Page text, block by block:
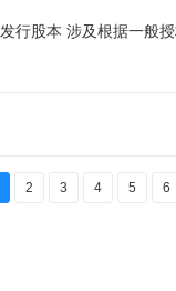
行股本 涉及根据一般
2 3 4 5 6